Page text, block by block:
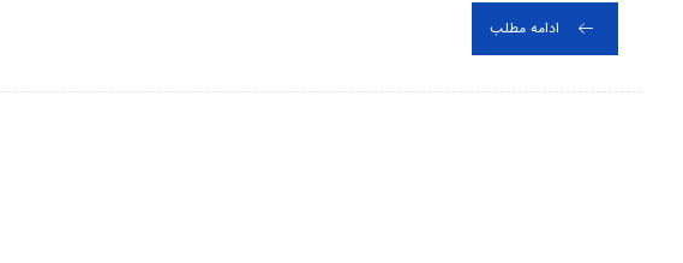
ادامه مطلب